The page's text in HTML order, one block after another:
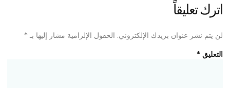
اترك تعليقاً
لن يتم نشر عنوان بريدك الإلكتروني. الحقول الإلزامية مشار إليها بـ *
التعليق *